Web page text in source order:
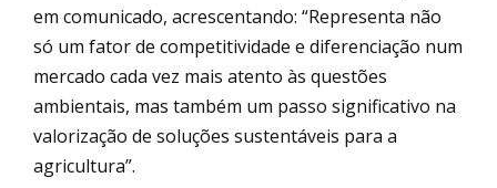
em comunicado, acrescentando: “Representa não
só um fator de competitividade e diferenciação num
mercado cada vez mais atento às questões
ambientais, mas também um passo significativo na
valorização de soluções sustentáveis para a
agricultura”.